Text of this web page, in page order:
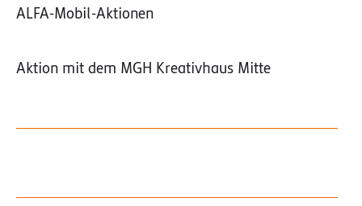
ALFA-Mobil-Aktionen
Aktion mit dem MGH Kreativhaus Mitte